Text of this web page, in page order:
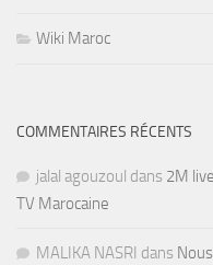
Wiki Maroc
COMMENTAIRES RÉCENTS
jalal agouzoul dans 2M
TV Marocaine
MALIKA NASRI dans